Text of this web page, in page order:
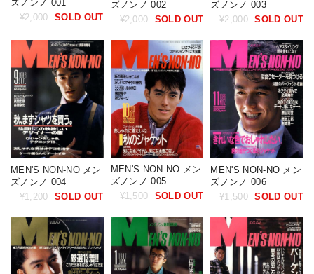
ズノンノ 001
¥2,000
SOLD OUT
ズノンノ 002
¥2,000
SOLD OUT
ズノンノ 003
¥2,000
SOLD OUT
MEN'S NON-NO メン
ズノンノ 004
¥1,200
SOLD OUT
MEN'S NON-NO メン
ズノンノ 005
¥1,500
SOLD OUT
MEN'S NON-NO メン
ズノンノ 006
¥1,500
SOLD OUT